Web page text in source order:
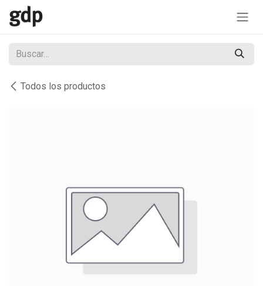
Ir al contenido
Todos los productos